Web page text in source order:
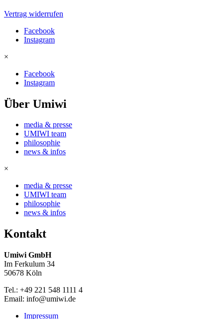
Vertrag widerrufen
Facebook
Instagram
×
Facebook
Instagram
Über Umiwi
media & presse
UMIWI team
philosophie
news & infos
×
media & presse
UMIWI team
philosophie
news & infos
Kontakt
Umiwi GmbH
Im Ferkulum 34
50678 Köln
Tel.: +49 221 548 1111 4
Email: info@umiwi.de
Impressum